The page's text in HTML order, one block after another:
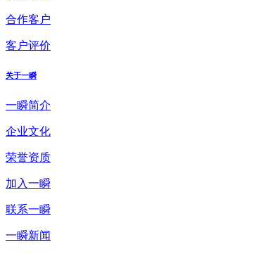
合作客户
客户评价
关于一瞬
一瞬简介
企业文化
荣誉资质
加入一瞬
联系一瞬
一瞬新闻